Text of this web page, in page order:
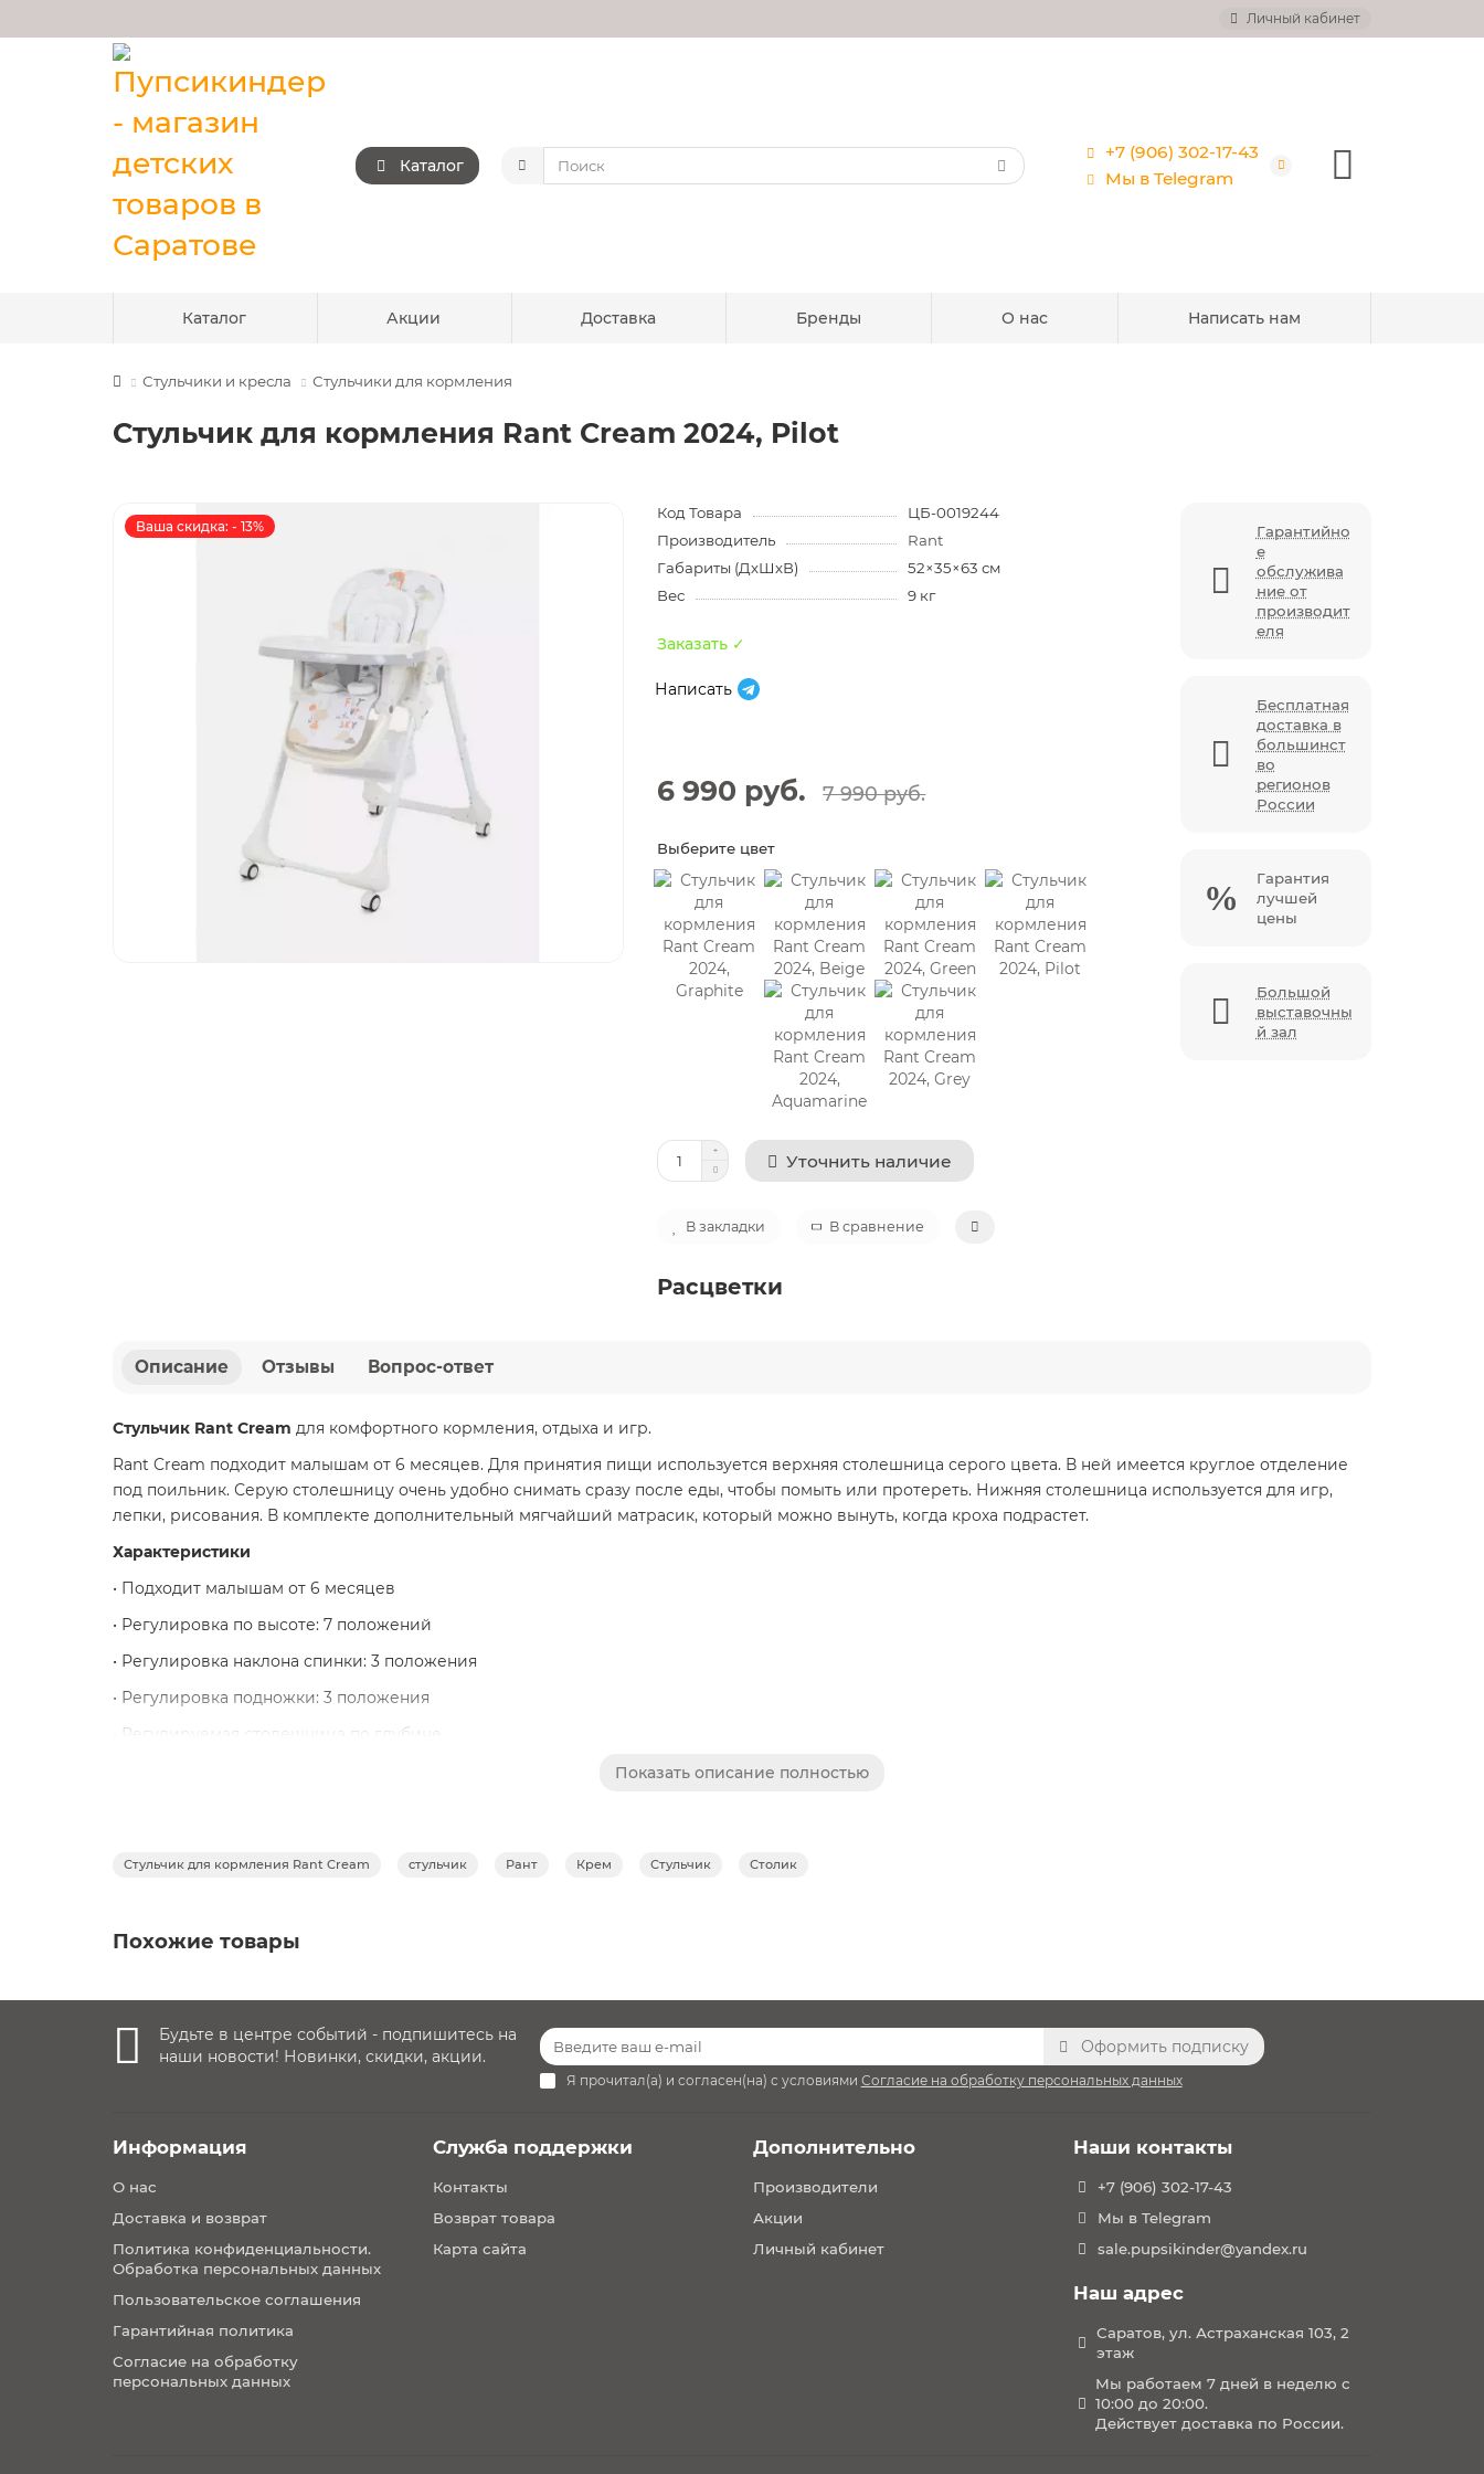
Личный кабинет
Каталог
+7 (906) 302-17-43
Мы в Telegram
Каталог Акции Доставка Бренды О нас Написать нам
Стульчики и кресла Стульчики для кормления
Стульчик для кормления Rant Cream 2024, Pilot
Ваша скидка: - 13%
Код Товара
ЦБ-0019244
Производитель
Rant
Габариты (ДхШхВ)
52×35×63 см
Вес
9 кг
Заказать ✓
Написать
6 990 руб. 7 990 руб.
Выберите цвет
Уточнить наличие
В закладки В сравнение
Расцветки
Гарантийно
е
обслужива
ние от
производит
еля
Бесплатная
доставка в
большинст
во
регионов
России
Гарантия
лучшей
цены
Большой
выставочны
й зал
Описание Отзывы Вопрос-ответ
Стульчик Rant Cream для комфортного кормления, отдыха и игр.
Rant Cream подходит малышам от 6 месяцев. Для принятия пищи используется верхняя столешница серого цвета. В ней имеется круглое отделение
под поильник. Серую столешницу очень удобно снимать сразу после еды, чтобы помыть или протереть. Нижняя столешница используется для игр,
лепки, рисования. В комплекте дополнительный мягчайший матрасик, который можно вынуть, когда кроха подрастет.
Характеристики
• Подходит малышам от 6 месяцев
• Регулировка по высоте: 7 положений
• Регулировка наклона спинки: 3 положения
• Регулировка подножки: 3 положения
• Регулируемая столешница по глубине
• Столешницу можно установить на задней опоре стульчика
• Материал корпуса: пластик, сталь
• Материал чехла: эко-кожа
• Вес в упаковке: 10 кг
• Размеры упаковки: 63 х 52 х 35 см
Показать описание полностью
Стульчик для кормления Rant Cream стульчик Рант Крем Стульчик Столик
Похожие товары
Будьте в центре событий - подпишитесь на
наши новости! Новинки, скидки, акции.
Оформить подписку
Я прочитал(а) и согласен(на) с условиями Согласие на обработку персональных данных
Информация
О нас
Доставка и возврат
Политика конфиденциальности.
Обработка персональных данных
Пользовательское соглашения
Гарантийная политика
Согласие на обработку
персональных данных
Служба поддержки
Контакты
Возврат товара
Карта сайта
Дополнительно
Производители
Акции
Личный кабинет
Наши контакты
+7 (906) 302-17-43
Мы в Telegram
sale.pupsikinder@yandex.ru
Наш адрес
Саратов, ул. Астраханская 103, 2
этаж
Мы работаем 7 дней в неделю с
10:00 до 20:00.
Действует доставка по России.